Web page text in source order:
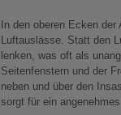
In den oberen Ecken
Luftauslässe. Statt den
lenken, was oft als
Seitenfenstern und der
neben und über den
sorgt für ein